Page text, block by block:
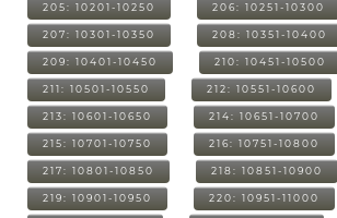
205: 10201-10250 206: 10251-10300
207: 10301-10350 208: 10351-10400
209: 10401-10450 210: 10451-10500
211: 10501-10550 212: 10551-10600
213: 10601-10650 214: 10651-10700
215: 10701-10750 216: 10751-10800
217: 10801-10850 218: 10851-10900
219: 10901-10950 220: 10951-11000